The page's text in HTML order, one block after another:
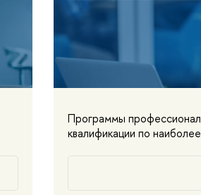
Программы
квалификации по